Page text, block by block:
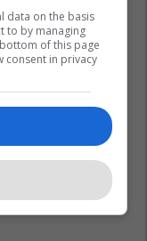
data on the basis
to by managing
of this page
consent in privacy